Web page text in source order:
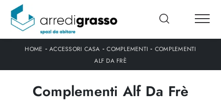
HOME -ACCESSORI CASA -COMPLEMENTI - COMPLEMENTI
ALF DA FRÈ
Complementi Alf Da Frè